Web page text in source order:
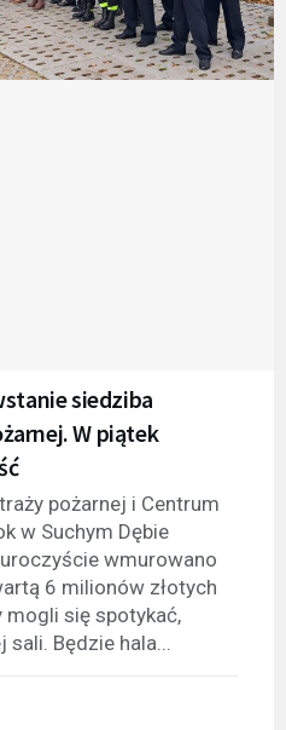
siedziba
W piątek
pożarnej i Centrum
w Suchym Dębie
wmurowano
6 milionów złotych
mogli się spotykać,
Będzie hala...